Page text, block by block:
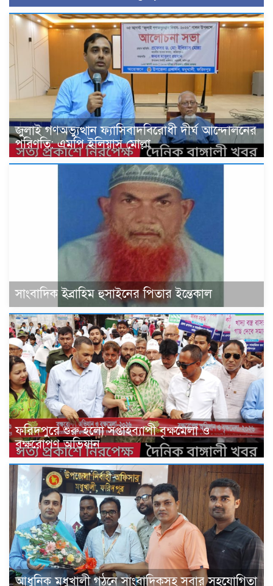
জুলাই গণঅভ্যুত্থান ফ্যাসিবাদবিরোধী দীর্ঘ আন্দোলনের
পরিণতি: এমপি ইলিয়াস মোল্লা
সাংবাদিক ইব্রাহিম হুসাইনের পিতার ইন্তেকাল
ফরিদপুরে শুরু হলো সপ্তাহব্যাপী বৃক্ষমেলা ও
বৃক্ষরোপণ অভিযান
আধুনিক মধুখালী গঠনে সাংবাদিকসহ সবার সহযোগিতা